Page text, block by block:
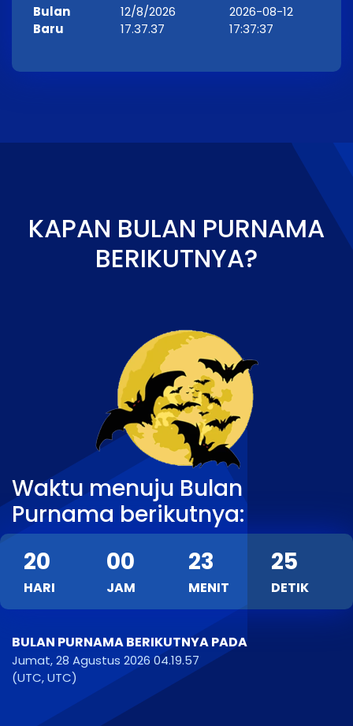
Bulan
Baru
12/8/2026
17.37.37
2026-08-12
17:37:37
KAPAN BULAN PURNAMA
BERIKUTNYA?
Waktu menuju Bulan
Purnama berikutnya:
20
HARI
00
JAM
23
MENIT
24
DETIK
BULAN PURNAMA BERIKUTNYA PADA
Jumat, 28 Agustus 2026 04.19.57
(UTC, UTC)